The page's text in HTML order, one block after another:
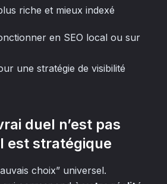
riche et mieux indexé
en SEO local ou sur
une stratégie de visibilité
duel n’est pas
est stratégique
choix” universel.